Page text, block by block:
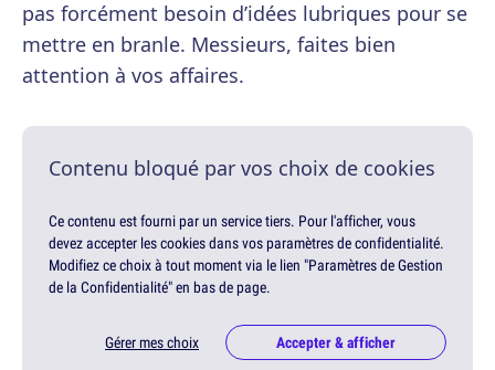
pas forcément besoin d’idées lubriques pour se
mettre en branle. Messieurs, faites bien
attention à vos affaires.
Contenu bloqué par vos choix de cookies
Ce contenu est fourni par un service tiers. Pour l'afficher, vous
devez accepter les cookies dans vos paramètres de confidentialité.
Modifiez ce choix à tout moment via le lien "Paramètres de Gestion
de la Confidentialité" en bas de page.
Gérer mes choix Accepter & afficher